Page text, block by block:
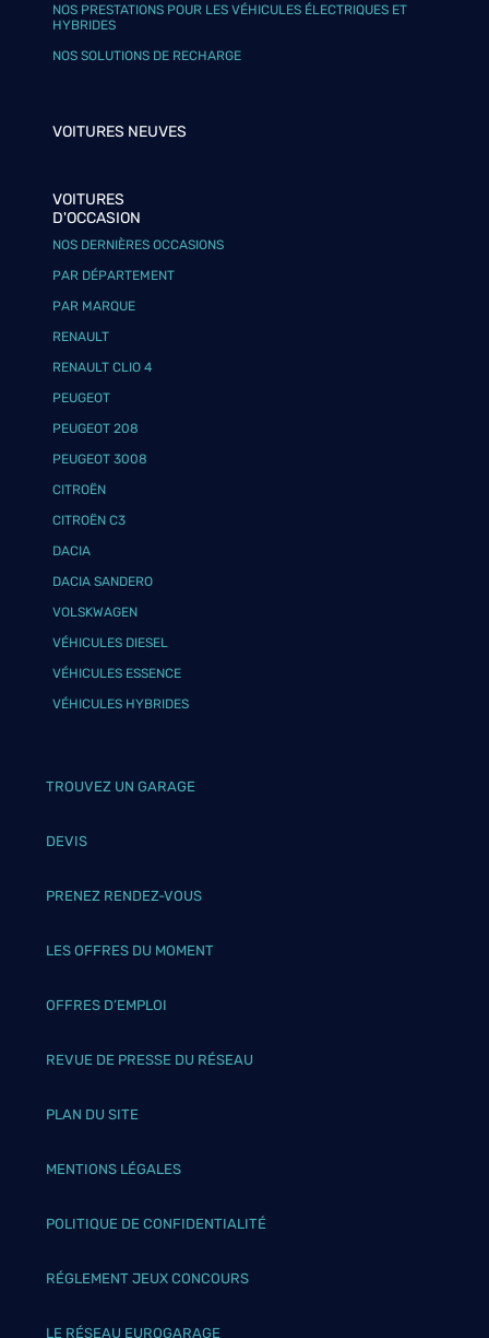
NOS PRESTATIONS POUR LES VÉHICULES ÉLECTRIQUES ET
HYBRIDES
NOS SOLUTIONS DE RECHARGE
VOITURES NEUVES
VOITURES
D'OCCASION
NOS DERNIÈRES OCCASIONS
PAR DÉPARTEMENT
PAR MARQUE
RENAULT
RENAULT CLIO 4
PEUGEOT
PEUGEOT 208
PEUGEOT 3008
CITROËN
CITROËN C3
DACIA
DACIA SANDERO
VOLSKWAGEN
VÉHICULES DIESEL
VÉHICULES ESSENCE
VÉHICULES HYBRIDES
TROUVEZ UN GARAGE
DEVIS
PRENEZ RENDEZ-VOUS
LES OFFRES DU MOMENT
OFFRES D’EMPLOI
REVUE DE PRESSE DU RÉSEAU
PLAN DU SITE
MENTIONS LÉGALES
POLITIQUE DE CONFIDENTIALITÉ
RÉGLEMENT JEUX CONCOURS
LE RÉSEAU EUROGARAGE